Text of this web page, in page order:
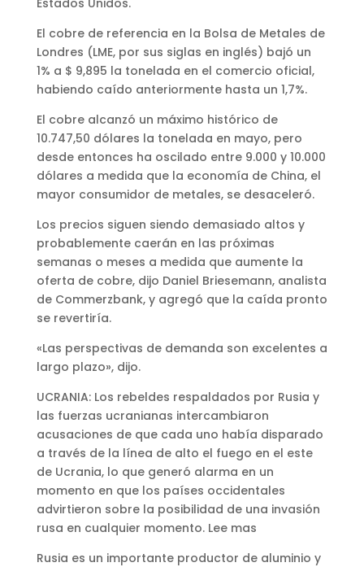
El cobre de referencia en la Bolsa de Metales de
Londres (LME, por sus siglas en inglés) bajó un
1% a $ 9,895 la tonelada en el comercio oficial,
habiendo caído anteriormente hasta un 1,7%.
El cobre alcanzó un máximo histórico de
10.747,50 dólares la tonelada en mayo, pero
desde entonces ha oscilado entre 9.000 y 10.000
dólares a medida que la economía de China, el
mayor consumidor de metales, se desaceleró.
Los precios siguen siendo demasiado altos y
probablemente caerán en las próximas
semanas o meses a medida que aumente la
oferta de cobre, dijo Daniel Briesemann, analista
de Commerzbank, y agregó que la caída pronto
se revertiría.
«Las perspectivas de demanda son excelentes a
largo plazo», dijo.
UCRANIA: Los rebeldes respaldados por Rusia y
las fuerzas ucranianas intercambiaron
acusaciones de que cada uno había disparado
a través de la línea de alto el fuego en el este
de Ucrania, lo que generó alarma en un
momento en que los países occidentales
advirtieron sobre la posibilidad de una invasión
rusa en cualquier momento. Lee mas
Rusia es un importante productor de aluminio y